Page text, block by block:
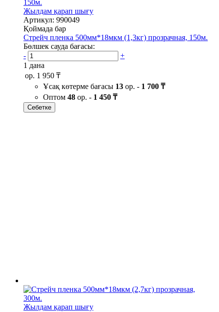
Жылдам қарап шығу
Артикул: 990049
Қоймада бар
Стрейч пленка 500мм*18мкм (1,3кг) прозрачная, 150м.
Бөлшек сауда бағасы:
-
+
1 дана
ор. 1 950 ₸
Ұсақ көтерме бағасы 13 ор. - 1 700 ₸
Оптом 48 ор. - 1 450 ₸
Себетке
Жылдам қарап шығу